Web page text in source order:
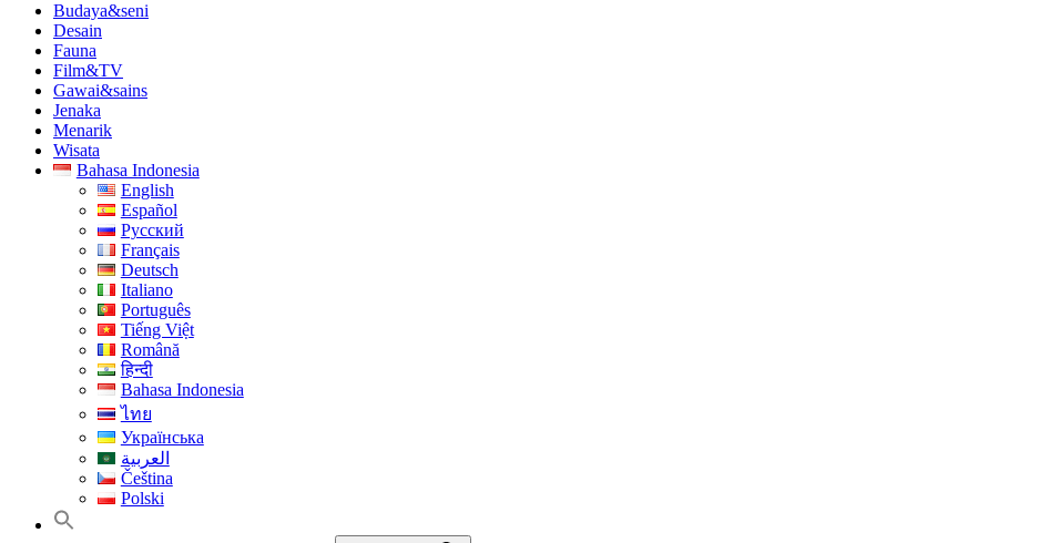
Budaya&seni
Desain
Fauna
Film&TV
Gawai&sains
Jenaka
Menarik
Wisata
Bahasa Indonesia
English
Español
Русский
Français
Deutsch
Italiano
Português
Tiếng Việt
Română
हिन्दी
Bahasa Indonesia
ไทย
Українська
العربية
Čeština
Polski